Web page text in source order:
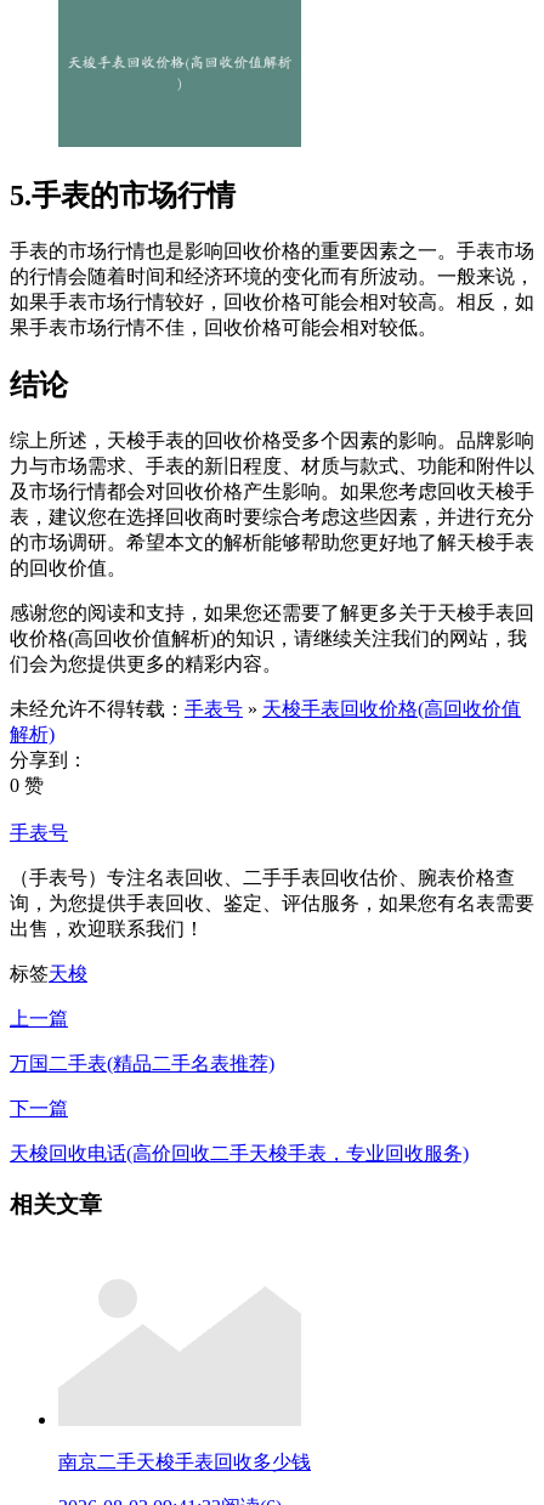
5.手表的市场行情
手表的市场行情也是影响回收价格的重要因素之一。手表市场
的行情会随着时间和经济环境的变化而有所波动。一般来说，
如果手表市场行情较好，回收价格可能会相对较高。相反，如
果手表市场行情不佳，回收价格可能会相对较低。
结论
综上所述，天梭手表的回收价格受多个因素的影响。品牌影响
力与市场需求、手表的新旧程度、材质与款式、功能和附件以
及市场行情都会对回收价格产生影响。如果您考虑回收天梭手
表，建议您在选择回收商时要综合考虑这些因素，并进行充分
的市场调研。希望本文的解析能够帮助您更好地了解天梭手表
的回收价值。
感谢您的阅读和支持，如果您还需要了解更多关于天梭手表回
收价格(高回收价值解析)的知识，请继续关注我们的网站，我
们会为您提供更多的精彩内容。
未经允许不得转载： 手表号 » 天梭手表回收价格(高回收价值
解析)
分享到：
0 赞
手表号
（手表号）专注名表回收、二手手表回收估价、腕表价格查
询，为您提供手表回收、鉴定、评估服务，如果您有名表需要
出售，欢迎联系我们！
标签天梭
上一篇
万国二手表(精品二手名表推荐)
下一篇
天梭回收电话(高价回收二手天梭手表，专业回收服务)
相关文章
南京二手天梭手表回收多少钱